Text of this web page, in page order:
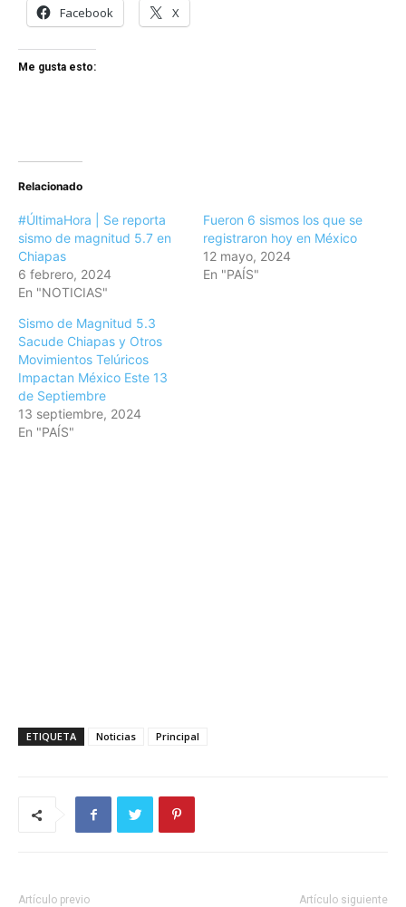
Facebook X
Me gusta esto:
Relacionado
#ÚltimaHora | Se reporta
sismo de magnitud 5.7 en
Chiapas
6 febrero, 2024
En "NOTICIAS"
Fueron 6 sismos los que se
registraron hoy en México
12 mayo, 2024
En "PAÍS"
Sismo de Magnitud 5.3
Sacude Chiapas y Otros
Movimientos Telúricos
Impactan México Este 13
de Septiembre
13 septiembre, 2024
En "PAÍS"
ETIQUETA Noticias Principal
Artículo previo Artículo siguiente